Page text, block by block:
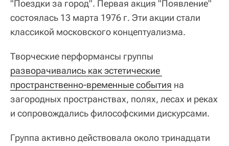
"Поездки за город". Первая акция "Появление"
состоялась 13 марта 1976 г. Эти акции стали
классикой московского концептуализма.
Творческие перформансы группы
разворачивались как эстетические
пространственно-временные события на
загородных пространствах, полях, лесах и реках
и сопровождались философскими дискурсами.
Группа активно действовала около тринадцати